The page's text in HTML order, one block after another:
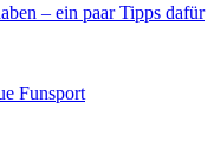
– ein paar Tipps dafür
Funsport